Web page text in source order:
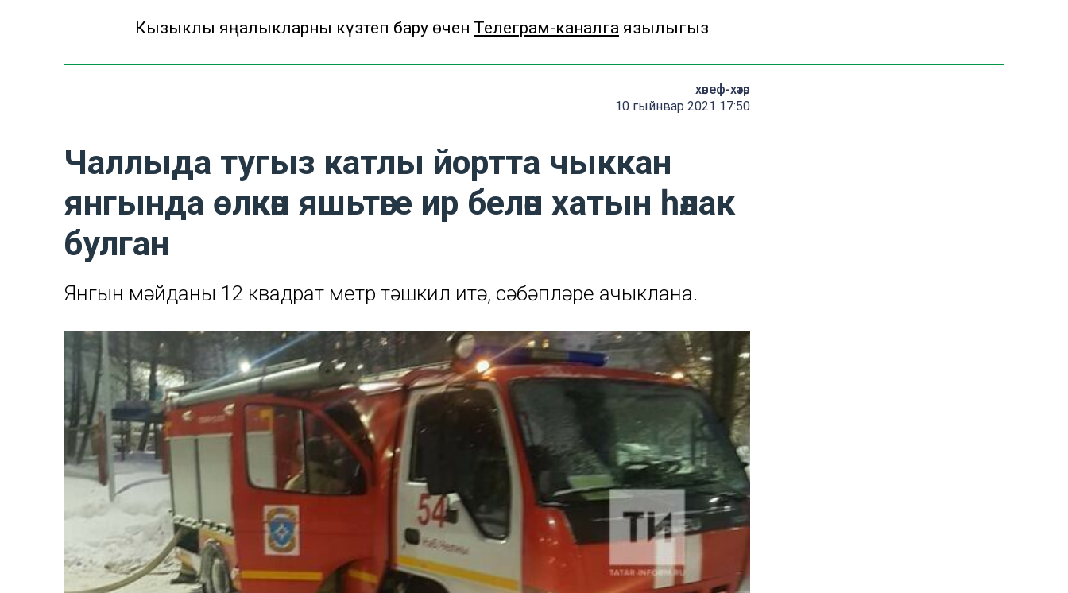
Кызыклы яңалыкларны күзәтеп бару өчен Телеграм-каналга язылыгыз
хәвеф-хәтәр
10 гыйнвар 2021 17:50
Чаллыда тугыз катлы йортта чыккан
янгында өлкән яшьтәге ир белән хатын һәлак
булган
Янгын мәйданы 12 квадрат метр тәшкил итә, сәбәпләре ачыклана.